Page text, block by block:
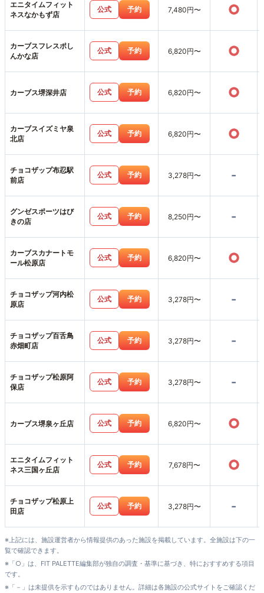
エニタイムフィット
ネスなかもず店
公式 予約 7,480円〜 ○
カーブスフレスポし
んかな店
公式 予約 6,820円〜 ○
カーブス堺深井店 公式 予約 6,820円〜 ○
カーブスイズミヤ泉
北店
公式 予約 6,820円〜 ○
チョコザップ布忍駅
前店
公式 予約 3,278円〜 -
グンゼスポーツはび
きの店
公式 予約 8,250円〜 -
カーブスカナートモ
ール松原店
公式 予約 6,820円〜 ○
チョコザップ河内松
原店
公式 予約 3,278円〜 -
チョコザップ百舌鳥
赤畑町店
公式 予約 3,278円〜 -
チョコザップ松原阿
保店
公式 予約 3,278円〜 -
カーブス堺泉ヶ丘店 公式 予約 6,820円〜 ○
エニタイムフィット
ネス三国ヶ丘店
公式 予約 7,678円〜 ○
チョコザップ松原上
田店
公式 予約 3,278円〜 -
※上記には、施設運営者から情報提供のあった施設を掲載しています。全施設は下の一
覧で確認できます。
※「○」は、FIT PALETTE編集部が独自の調査・基準に基づき、特におすすめする項目
です。
※「－」は未提供を示すものではありません。詳細は各施設の公式サイトをご確認くだ